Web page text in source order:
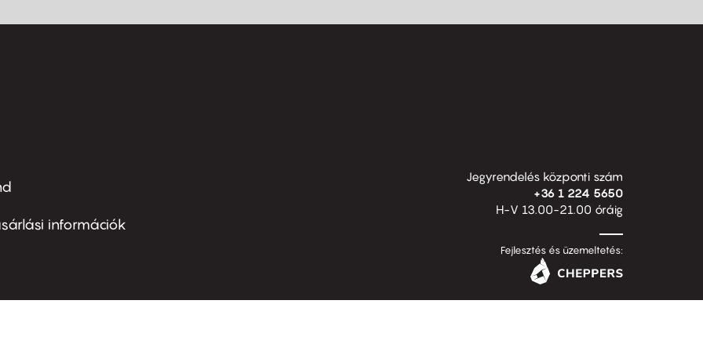
információk
Jegyrendelés központi szám
+36 1 224 5650
H-V 13.00-21.00 óráig
Fejlesztés és üzemeltetés: